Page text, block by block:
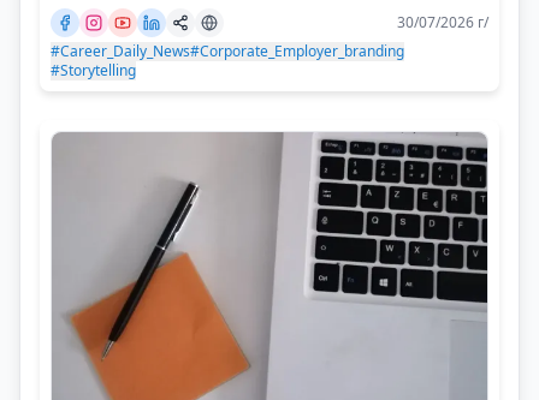
30/07/2026 г/
#Career_Daily_News#Corporate_Employer_branding
#Storytelling